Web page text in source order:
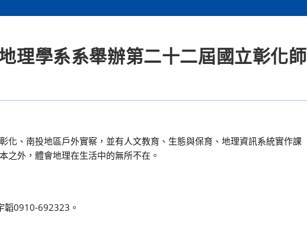
理學系系舉辦第二十二屆國立彰化師
化、南投地區戶外實察，並有人文教育、生態與保育、地理資訊系統實作課
之外，體會地理在生活中的無所不在。
韜0910-692323。